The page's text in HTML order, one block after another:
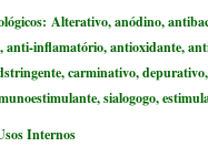
Alterativo, anódino,
anti-inflamatório, antioxidante,
carminativo,
sialogogo,
Internos